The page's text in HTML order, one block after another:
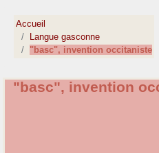
Accueil
Langue gasconne
"basc", invention occitaniste
"basc", invention